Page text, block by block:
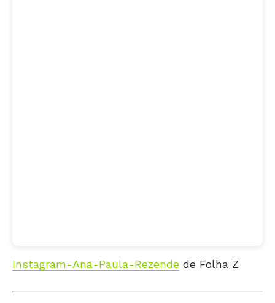
Instagram-Ana-Paula-Rezende de Folha Z